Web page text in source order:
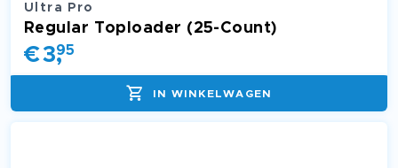
Ultra Pro
Regular Toploader (25-Count)
€3,
95
IN WINKELWAGEN